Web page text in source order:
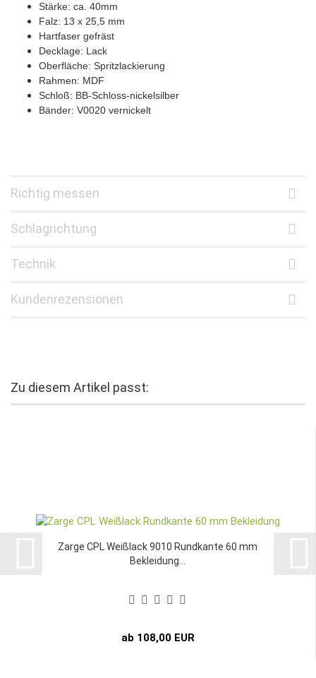
Stärke: ca. 40mm
Falz: 13 x 25,5 mm
Hartfaser gefräst
Decklage: Lack
Oberfläche: Spritzlackierung
Rahmen: MDF
Schloß: BB-Schloss-nickelsilber
Bänder: V0020 vernickelt
Richtig messen
Schlagrichtung
Technik
Kundenrezensionen
Zu diesem Artikel passt:
Zarge CPL Weißlack 9010 Rundkante 60 mm
Bekleidung...
ab 108,00 EUR